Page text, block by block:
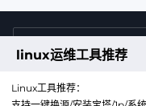
售前咨
linux运维工具推荐
Linux工具推荐：